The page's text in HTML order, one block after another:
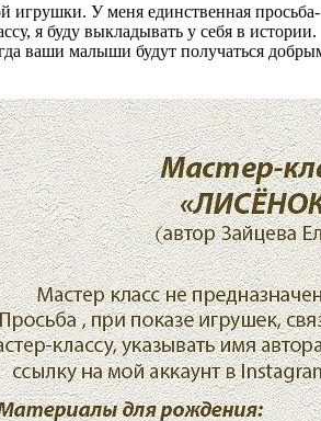
У меня единственная
я буду выкладывать у себя в истории.
ваши малыши будут получаться